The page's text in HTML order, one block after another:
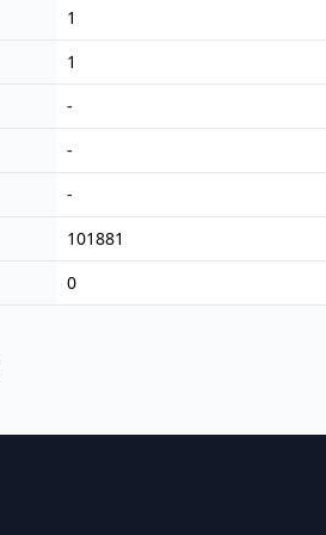
1
1
-
-
-
101881
0